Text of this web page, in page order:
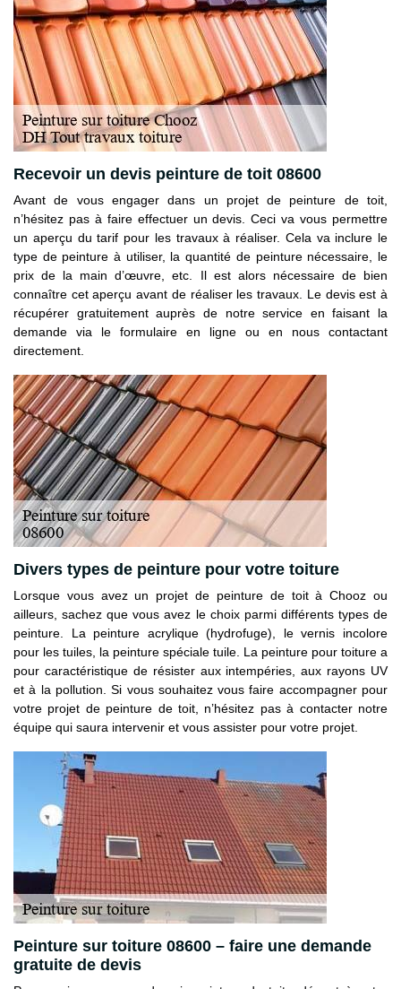
Recevoir un devis peinture de toit 08600
Avant de vous engager dans un projet de peinture de toit,
n’hésitez pas à faire effectuer un devis. Ceci va vous permettre
un aperçu du tarif pour les travaux à réaliser. Cela va inclure le
type de peinture à utiliser, la quantité de peinture nécessaire, le
prix de la main d’œuvre, etc. Il est alors nécessaire de bien
connaître cet aperçu avant de réaliser les travaux. Le devis est à
récupérer gratuitement auprès de notre service en faisant la
demande via le formulaire en ligne ou en nous contactant
directement.
Divers types de peinture pour votre toiture
Lorsque vous avez un projet de peinture de toit à Chooz ou
ailleurs, sachez que vous avez le choix parmi différents types de
peinture. La peinture acrylique (hydrofuge), le vernis incolore
pour les tuiles, la peinture spéciale tuile. La peinture pour toiture a
pour caractéristique de résister aux intempéries, aux rayons UV
et à la pollution. Si vous souhaitez vous faire accompagner pour
votre projet de peinture de toit, n’hésitez pas à contacter notre
équipe qui saura intervenir et vous assister pour votre projet.
Peinture sur toiture 08600 – faire une demande
gratuite de devis